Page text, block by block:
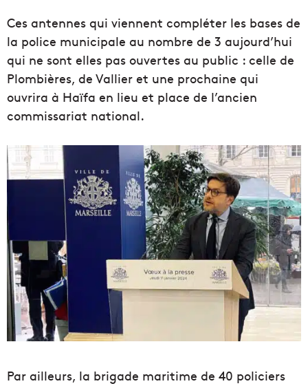
Ces antennes qui viennent compléter les bases de
la police municipale au nombre de 3 aujourd’hui
qui ne sont elles pas ouvertes au public : celle de
Plombières, de Vallier et une prochaine qui
ouvrira à Haïfa en lieu et place de l’ancien
commissariat national.
Par ailleurs, la brigade maritime de 40 policiers